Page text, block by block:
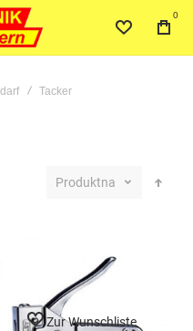
0
Tacker
Produktname
Zur Wunschliste